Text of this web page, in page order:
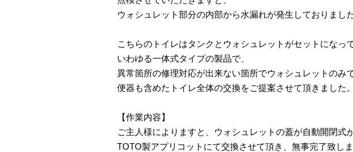
ウォシュレット部分の内部から水漏れが発生しておりました
こちらのトイレはタンクとウォシュレットがセットになっ
いわゆる一体式タイプの製品で、
異常箇所の修理対応が出来ない箇所でウォシュレットのみ
便器も含めたトイレ全体の交換をご提案させて頂きました。
【作業内容】
ご主人様によりますと、ウォシュレットの蓋が自動開閉式
TOTO製アプリコットにて交換させて頂き、無事完了致しま